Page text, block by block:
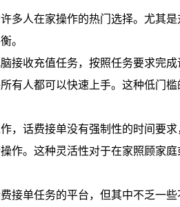
人在家操作的热门选择。尤其是
。
接收充值任务，按照任务要求完
有人都可以快速上手。这种低门
，话费接单没有强制性的时间要
作。这种灵活性对于在家照顾家
接单任务的平台，但其中不乏一